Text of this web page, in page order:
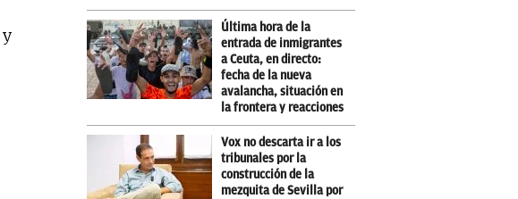
y
Última hora de la
entrada de inmigrantes
a Ceuta, en directo:
fecha de la nueva
avalancha, situación en
la frontera y reacciones
Vox no descarta ir a los
tribunales por la
construcción de la
mezquita de Sevilla por